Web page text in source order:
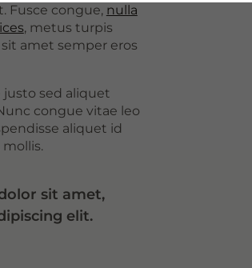
Fusce congue, nulla
, metus turpis
amet semper eros
justo sed aliquet
congue vitae leo
aliquet id
sit amet,
elit.